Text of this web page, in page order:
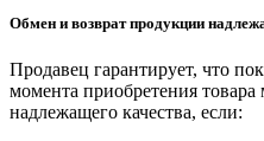
Обмен и возврат продукции
Продавец гарантирует, что
момента приобретения товара
надлежащего качества, если: